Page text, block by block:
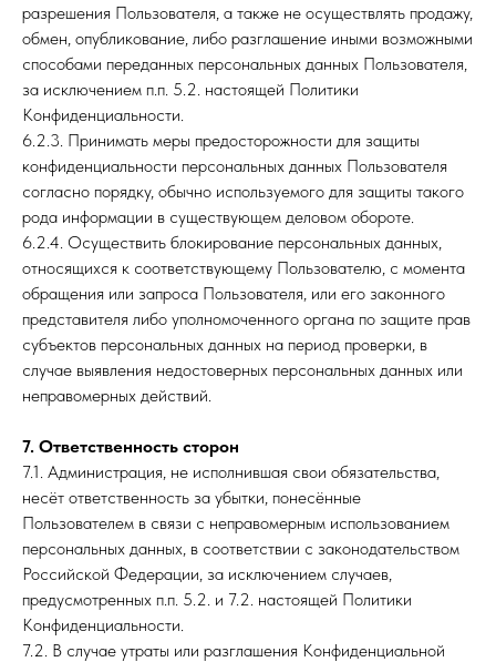
разрешения Пользователя, а также не осуществлять продажу,
обмен, опубликование, либо разглашение иными возможными
способами переданных персональных данных Пользователя,
за исключением п.п. 5.2. настоящей Политики
Конфиденциальности.
6.2.3. Принимать меры предосторожности для защиты
конфиденциальности персональных данных Пользователя
согласно порядку, обычно используемого для защиты такого
рода информации в существующем деловом обороте.
6.2.4. Осуществить блокирование персональных данных,
относящихся к соответствующему Пользователю, с момента
обращения или запроса Пользователя, или его законного
представителя либо уполномоченного органа по защите прав
субъектов персональных данных на период проверки, в
случае выявления недостоверных персональных данных или
неправомерных действий.
7. Ответственность сторон
7.1. Администрация, не исполнившая свои обязательства,
несёт ответственность за убытки, понесённые
Пользователем в связи с неправомерным использованием
персональных данных, в соответствии с законодательством
Российской Федерации, за исключением случаев,
предусмотренных п.п. 5.2. и 7.2. настоящей Политики
Конфиденциальности.
7.2. В случае утраты или разглашения Конфиденциальной